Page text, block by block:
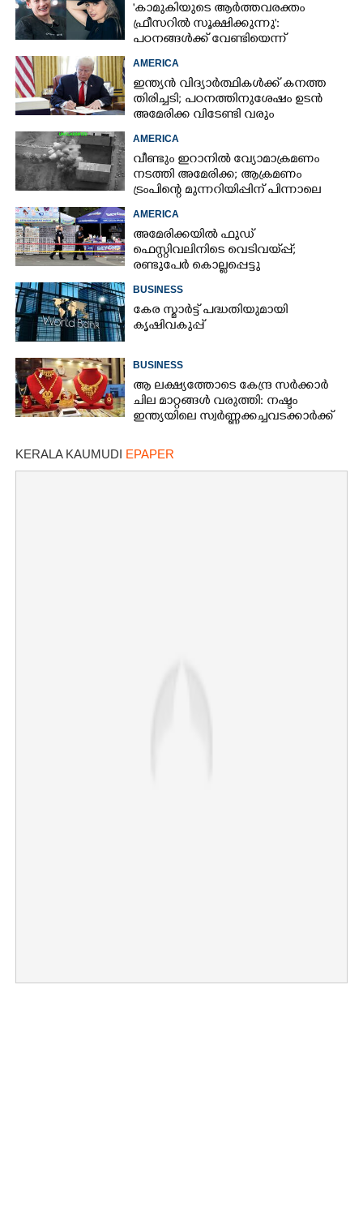
'കാമുകിയുടെ ആർത്തവരക്തം
ഫ്രീസറിൽ സൂക്ഷിക്കുന്നു':
പഠനങ്ങൾക്ക് വേണ്ടിയെന്ന്
ജോൺസന്റെ പോസ്റ്റ്
AMERICA
ഇന്ത്യൻ വിദ്യാർത്ഥികൾക്ക് കനത്ത
തിരിച്ചടി; പഠനത്തിനുശേഷം ഉടൻ
അമേരിക്ക വിടേണ്ടി വരും
AMERICA
വീണ്ടും ഇറാനിൽ വ്യോമാക്രമണം
നടത്തി അമേരിക്ക; ആക്രമണം
ട്രംപിന്റെ മുന്നറിയിപ്പിന് പിന്നാലെ
AMERICA
അമേരിക്കയിൽ ഫുഡ്
ഫെസ്റ്റിവലിനിടെ വെടിവയ്‌പ്പ്;
രണ്ടുപേർ കൊല്ലപ്പെട്ടു
BUSINESS
കേര സ്മാർട്ട് പദ്ധതിയുമായി
കൃഷിവകുപ്പ്
BUSINESS
ആ ലക്ഷ്യത്തോടെ കേന്ദ്ര സർക്കാർ
ചില മാറ്റങ്ങൾ വരുത്തി: നഷ്ടം
ഇന്ത്യയിലെ സ്വർണ്ണക്കച്ചവടക്കാർക്ക്
KERALA KAUMUDI EPAPER